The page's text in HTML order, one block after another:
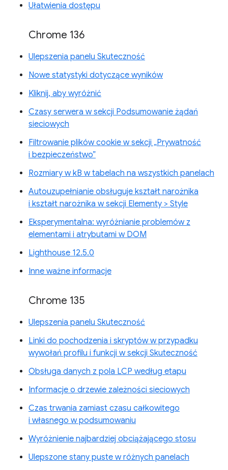
Ułatwienia dostępu
Chrome 136
Ulepszenia panelu Skuteczność
Nowe statystyki dotyczące wyników
Kliknij, aby wyróżnić
Czasy serwera w sekcji Podsumowanie żądań
sieciowych
Filtrowanie plików cookie w sekcji „Prywatność
i bezpieczeństwo”
Rozmiary w kB w tabelach na wszystkich panelach
Autouzupełnianie obsługuje kształt narożnika
i kształt narożnika w sekcji Elementy > Style
Eksperymentalna: wyróżnianie problemów z
elementami i atrybutami w DOM
Lighthouse 12.5.0
Inne ważne informacje
Chrome 135
Ulepszenia panelu Skuteczność
Linki do pochodzenia i skryptów w przypadku
wywołań profilu i funkcji w sekcji Skuteczność
Obsługa danych z pola LCP według etapu
Informacje o drzewie zależności sieciowych
Czas trwania zamiast czasu całkowitego
i własnego w podsumowaniu
Wyróżnienie najbardziej obciążającego stosu
Ulepszone stany puste w różnych panelach